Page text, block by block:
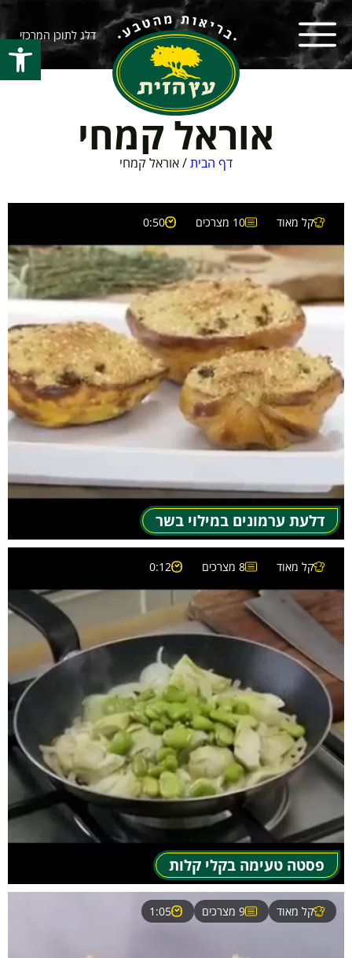
פתח
דלג לתוכן המרכזי
אוראל קמחי
דף הבית/אוראל קמחי
דלעת ערמונים במילוי בשר
קל מאוד 10 מצרכים 0:50
פסטה טעימה בקלי קלות
קל מאוד 8 מצרכים 0:12
קל מאוד 9 מצרכים 1:05